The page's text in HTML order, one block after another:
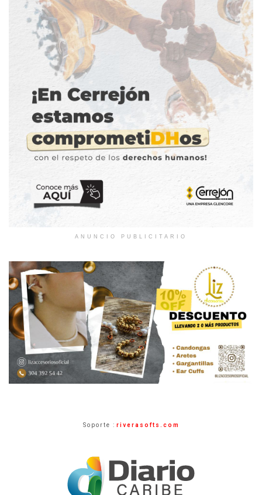
ANUNCIO PUBLICITARIO
Soporte : riverasofts.com